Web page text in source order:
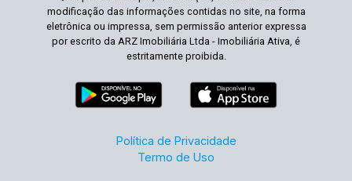
modificação das informações contidas no site, na forma
eletrônica ou impressa, sem permissão anterior expressa
por escrito da ARZ Imobiliária Ltda - Imobiliária Ativa, é
estritamente proibida.
Política de Privacidade
Termo de Uso